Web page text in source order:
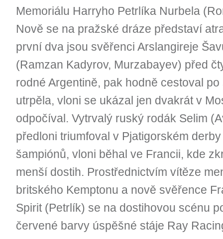
Memoriálu Harryho Petrlíka Nurbela
Nově se na pražské dráze představí
první dva jsou svěřenci Arslangireje
(Ramzan Kadyrov, Murzabayev) před
rodné Argentině, pak hodně cestoval
utrpěla, vloni se ukázal jen dvakrát v
odpočíval. Vytrvalý ruský rodák Selim
předloni triumfoval v Pjatigorském
šampiónů, vloni běhal ve Francii, kde
menší dostih. Prostřednictvím vítěze
britského Kemptonu a nově svěřence
Spirit (Petrlík) se na dostihovou scénu
červené barvy úspěšné stáje Ray